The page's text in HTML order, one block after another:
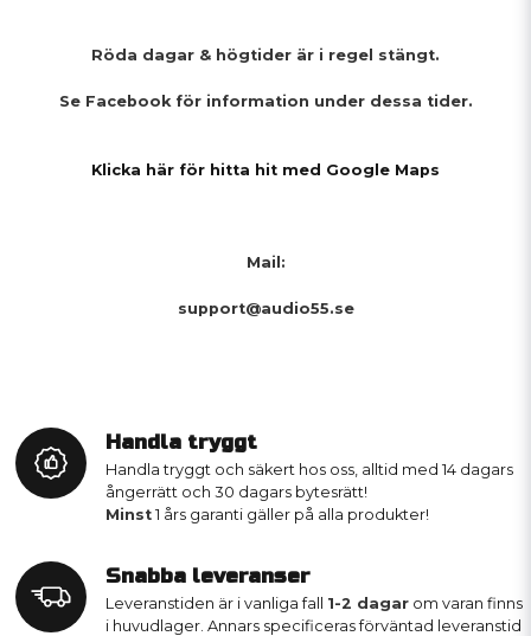
Röda dagar & högtider är i regel stängt.
Se Facebook för information under dessa tider.
Klicka här för hitta hit med Google Maps
Mail:
support@audio55.se
Handla tryggt
Handla tryggt och säkert hos oss, alltid med 14 dagars
ångerrätt och 30 dagars bytesrätt!
Minst 1 års garanti gäller på alla produkter!
Snabba leveranser
Leveranstiden är i vanliga fall 1-2 dagar om varan finns
i huvudlager. Annars specificeras förväntad leveranstid